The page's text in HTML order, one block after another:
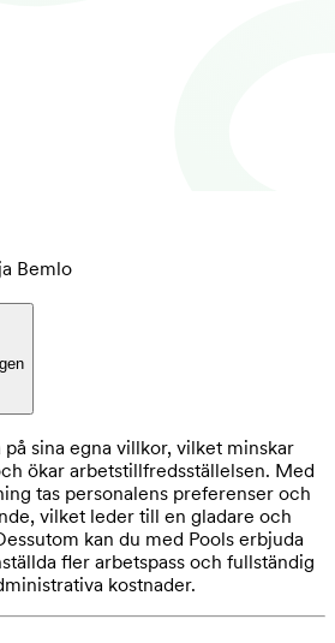
Bemlo
sina egna villkor, vilket minskar
ökar arbetstillfredsställelsen. Med
tas personalens preferenser och
vilket leder till en gladare och
kan du med Pools erbjuda
fler arbetspass och fullständig
kostnader.